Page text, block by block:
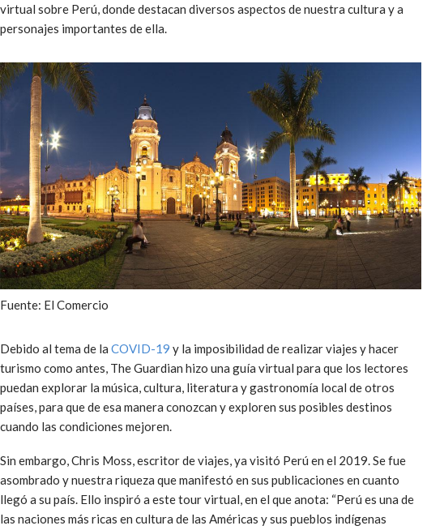
virtual sobre Perú, donde destacan diversos aspectos de nuestra cultura y a
personajes importantes de ella.
Fuente: El Comercio
Debido al tema de la COVID-19 y la imposibilidad de realizar viajes y hacer
turismo como antes, The Guardian hizo una guía virtual para que los lectores
puedan explorar la música, cultura, literatura y gastronomía local de otros
países, para que de esa manera conozcan y exploren sus posibles destinos
cuando las condiciones mejoren.
Sin embargo, Chris Moss, escritor de viajes, ya visitó Perú en el 2019. Se fue
asombrado y nuestra riqueza que manifestó en sus publicaciones en cuanto
llegó a su país. Ello inspiró a este tour virtual, en el que anota: “Perú es una de
las naciones más ricas en cultura de las Américas y sus pueblos indígenas
de TV Perú son
en nueva
en IRTP
El público como
revitalización del teatro
peruano post pandemia